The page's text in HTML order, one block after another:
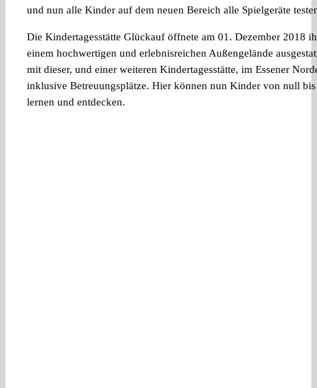
und nun alle Kinder auf dem neuen Bereich alle Spielgeräte
Die Kindertagesstätte Glückauf öffnete am 01. Dezember 2018
einem hochwertigen und erlebnisreichen Außengelände
mit dieser, und einer weiteren Kindertagesstätte, im Essener
inklusive Betreuungsplätze. Hier können nun Kinder von null bis
lernen und entdecken.